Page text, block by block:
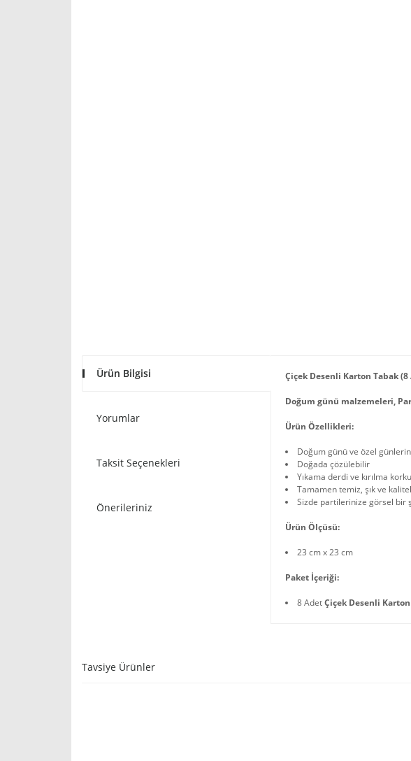
Ürün Bilgisi
Yorumlar
Taksit Seçenekleri
Önerileriniz
Çiçek Desenli Karton Tabak (8
Doğum günü malzemeleri,
Ürün Özellikleri:
Doğum günü ve özel
Doğada çözülebilir
Yıkama derdi ve kırılma
Tamamen temiz, şık ve
Sizde partilerinize görsel bir
Ürün Ölçüsü:
23 cm x 23 cm
Paket İçeriği:
8 AdetÇiçek Desenli
Tavsiye Ürünler